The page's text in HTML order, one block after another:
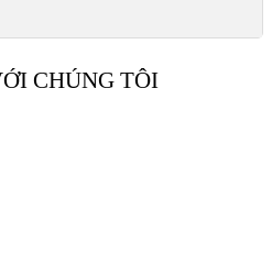
CHÚNG TÔI